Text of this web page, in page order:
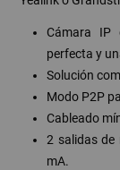
Cámara IP
perfecta y
Solución
Modo P2P
Cableado
2 salidas de
mA.